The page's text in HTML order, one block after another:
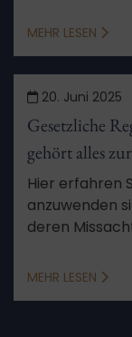
MEHR LESEN
20. Juni 2025
Gesetzliche
gehört alles
Hier erfahren
anzuwenden
deren
MEHR LESEN